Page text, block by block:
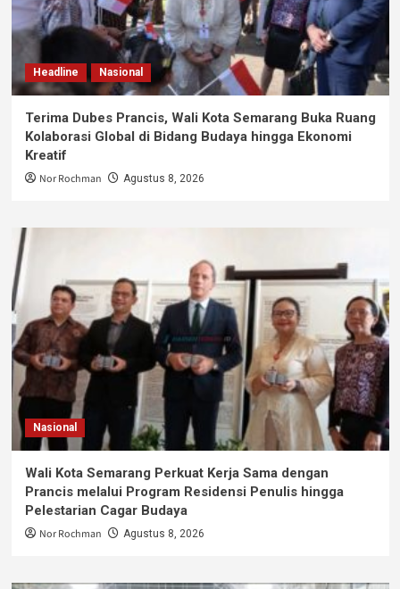
Headline Nasional
Terima Dubes Prancis, Wali Kota Semarang Buka Ruang
Kolaborasi Global di Bidang Budaya hingga Ekonomi
Kreatif
Nor Rochman Agustus 8, 2026
Nasional
Wali Kota Semarang Perkuat Kerja Sama dengan
Prancis melalui Program Residensi Penulis hingga
Pelestarian Cagar Budaya
Nor Rochman Agustus 8, 2026